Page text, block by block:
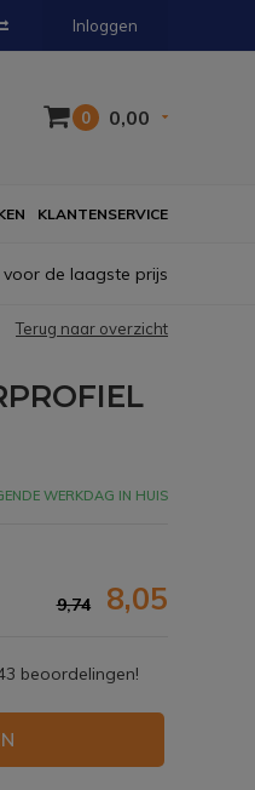
Inloggen
0 0,00
KLANTENSERVICE
de laagste prijs
Terug naar overzicht
WERKDAG IN HUIS
9,74 8,05
beoordelingen!